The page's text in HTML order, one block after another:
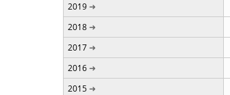
2019
2018
2017
2016
2015